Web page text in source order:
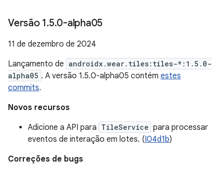
Versão 1.5.0-alpha05
11 de dezembro de 2024
Lançamento de androidx.wear.tiles:tiles-*:1.5.0-
alpha05 . A versão 1.5.0-alpha05 contém estes
commits.
Novos recursos
Adicione a API para TileService para processar
eventos de interação em lotes. (I04d1b)
Correções de bugs